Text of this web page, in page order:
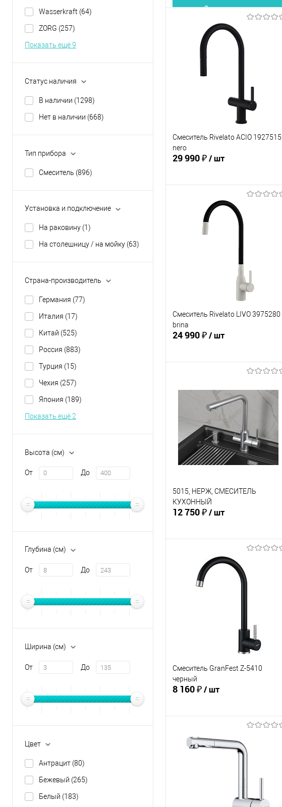
Wasserkraft (64)
ZORG (257)
Показать ещё 9
Статус наличия
В наличии (1298)
Нет в наличии (668)
Тип прибора
Смеситель (896)
Установка и подключение
На раковину (1)
На столешницу / на мойку (63)
Страна-производитель
Германия (77)
Италия (17)
Китай (525)
Россия (883)
Турция (15)
Чехия (257)
Япония (189)
Показать ещё 2
Высота (см)
От До
Глубина (см)
От До
Ширина (см)
От До
Цвет
Антрацит (80)
Бежевый (265)
Белый (183)
В корзину
Купить в 1 клик
В избранное
Смеситель Rivelato ACIO 1927515
nero
29 990 ₽/ шт
В корзину
Купить в 1 клик
Смеситель Rivelato LIVO 3975280
brina
24 990 ₽/ шт
Купить в 1 клик
Сравнение
В избранное
5015, НЕРЖ, СМЕСИТЕЛЬ
КУХОННЫЙ
12 750 ₽/ шт
В корзину
Купить в 1 клик
Сравнение
Смеситель GranFest Z-5410
черный
8 160 ₽/ шт
В наличии